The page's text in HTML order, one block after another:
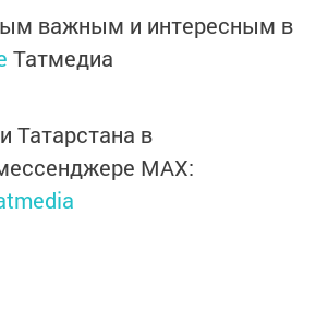
важным и интересным в
Татмедиа
Татарстана в
MАХ: